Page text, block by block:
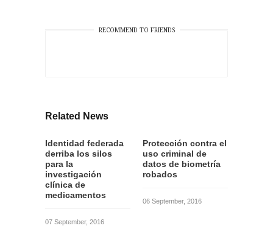
RECOMMEND TO FRIENDS
Related News
Identidad federada
derriba los silos
para la
investigación
clínica de
medicamentos
07 September, 2016
Protección contra el
uso criminal de
datos de biometría
robados
06 September, 2016